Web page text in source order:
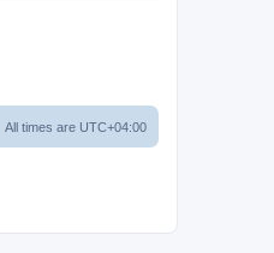
All times are UTC+04:00